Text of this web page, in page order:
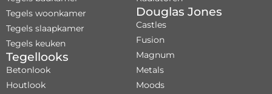
Tegels woonkamer
Tegels slaapkamer
Tegels keuken
Tegellooks
Betonlook
Houtlook
Douglas Jones
Castles
Fusion
Magnum
Metals
Moods